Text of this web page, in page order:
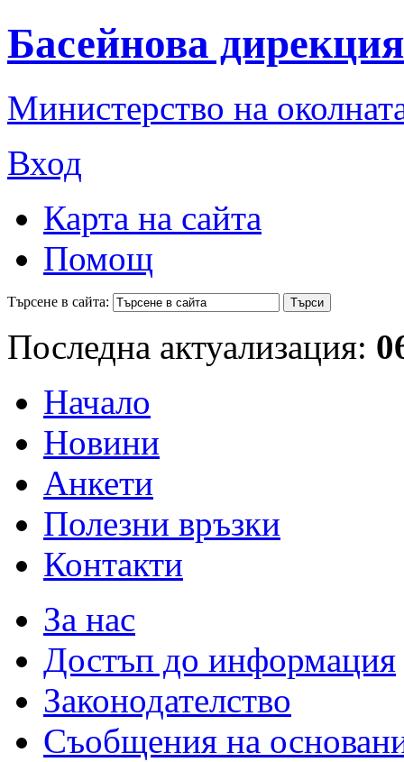
Басейнова
Министерство на
Вход
Карта на сайта
Помощ
Търсене в сайта:
Последна актуализация:
Начало
Новини
Анкети
Полезни връзки
Контакти
За нас
Достъп до информация
Законодателство
Съобщения на